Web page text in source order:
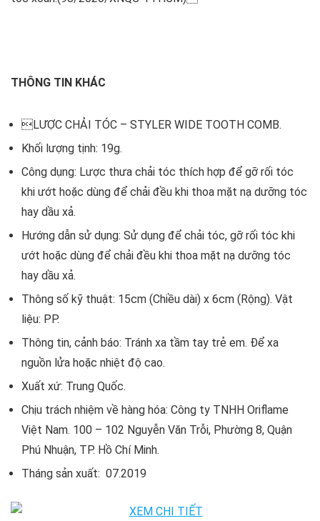
THÔNG TIN KHÁC
LƯỢC CHẢI TÓC – STYLER WIDE TOOTH COMB.
Khối lượng tịnh: 19g.
Công dụng: Lược thưa chải tóc thích hợp để gỡ rối tóc
khi ướt hoặc dùng để chải đều khi thoa mặt nạ dưỡng tóc
hay dầu xả.
Hướng dẫn sử dụng: Sử dụng để chải tóc, gỡ rối tóc khi
ướt hoặc dùng để chải đều khi thoa mặt nạ dưỡng tóc
hay dầu xả.
Thông số kỹ thuật: 15cm (Chiều dài) x 6cm (Rộng). Vật
liệu: PP.
Thông tin, cảnh báo: Tránh xa tầm tay trẻ em. Để xa
nguồn lửa hoặc nhiệt độ cao.
Xuất xứ: Trung Quốc.
Chịu trách nhiệm về hàng hóa: Công ty TNHH Oriflame
Việt Nam. 100 – 102 Nguyễn Văn Trỗi, Phường 8, Quận
Phú Nhuận, TP. Hồ Chí Minh.
Tháng sản xuất: 07.2019